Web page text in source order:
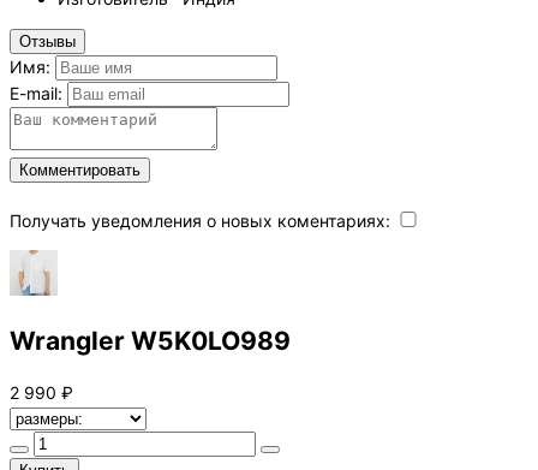
Отзывы
Имя:
E-mail:
Комментировать
Получать уведомления о новых коментариях:
Wrangler W5K0LO989
2 990 ₽